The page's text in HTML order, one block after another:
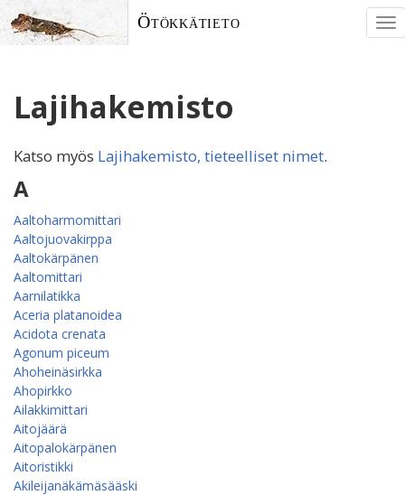
Ötökkätieto
Lajihakemisto
Katso myös Lajihakemisto, tieteelliset nimet.
A
Aaltoharmomittari
Aaltojuovakirppa
Aaltokärpänen
Aaltomittari
Aarnilatikka
Aceria platanoidea
Acidota crenata
Agonum piceum
Ahoheinäsirkka
Ahopirkko
Ailakkimittari
Aitojäärä
Aitopalokärpänen
Aitoristikki
Akileijanäkämäsääski